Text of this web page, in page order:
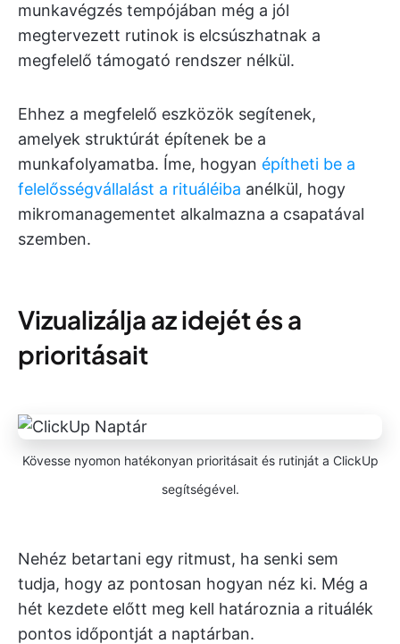
munkavégzés tempójában még a jól
megtervezett rutinok is elcsúszhatnak a
megfelelő támogató rendszer nélkül.
Ehhez a megfelelő eszközök segítenek,
amelyek struktúrát építenek be a
munkafolyamatba. Íme, hogyan építheti be a
felelősségvállalást a rituáléiba anélkül, hogy
mikromanagementet alkalmazna a csapatával
szemben.
Vizualizálja az idejét és a
prioritásait
Kövesse nyomon hatékonyan prioritásait és rutinját a ClickUp
segítségével.
Nehéz betartani egy ritmust, ha senki sem
tudja, hogy az pontosan hogyan néz ki. Még a
hét kezdete előtt meg kell határoznia a rituálék
pontos időpontját a naptárban.